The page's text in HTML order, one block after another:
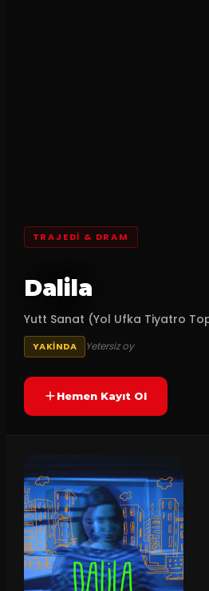
TRAJEDI & DRAM
Dalila
Yutt Sanat (Yol Ufka Tiyatro
YAKINDA Yetersiz oy
Hemen Kayıt Ol